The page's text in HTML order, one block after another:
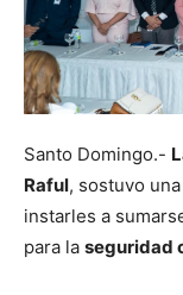
Santo Domingo.-
Raful, sostuvo
instarles a
para la seguridad